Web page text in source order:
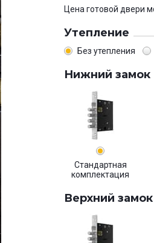
Цена готовой двери
Утепление
Без утепления
Нижний замок
Стандартная
комплектация
Верхний замок